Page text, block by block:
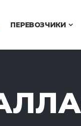
ПЕРЕВОЗЧИКИ